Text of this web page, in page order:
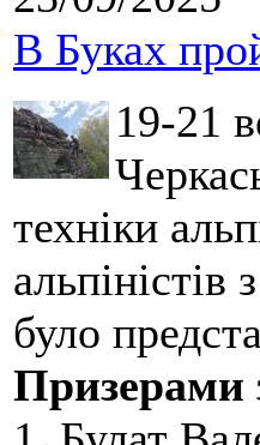
В Буках
19-21
техніки
було
Призерами